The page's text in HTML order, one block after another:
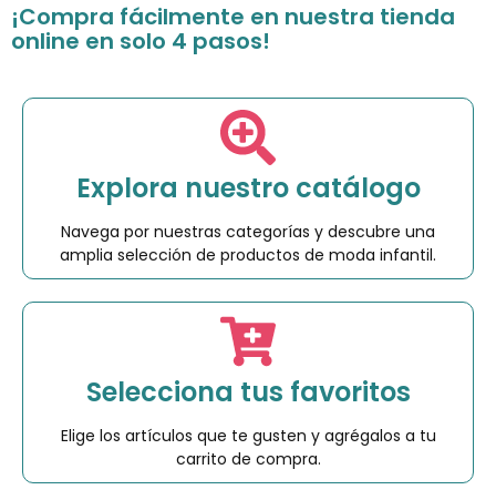
¡Compra fácilmente en nuestra tienda
online en solo 4 pasos!
Explora nuestro catálogo
Navega por nuestras categorías y descubre una
amplia selección de productos de moda infantil.
Selecciona tus favoritos
Elige los artículos que te gusten y agrégalos a tu
carrito de compra.